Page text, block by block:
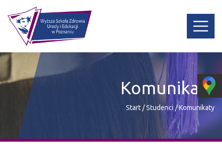
Komunikaty
Start/Studenci /Komunikaty